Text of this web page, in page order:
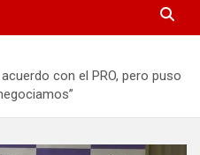
con el PRO, pero puso